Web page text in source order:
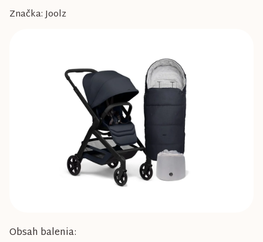
produktu
Značka:Joolz
Obsah balenia: